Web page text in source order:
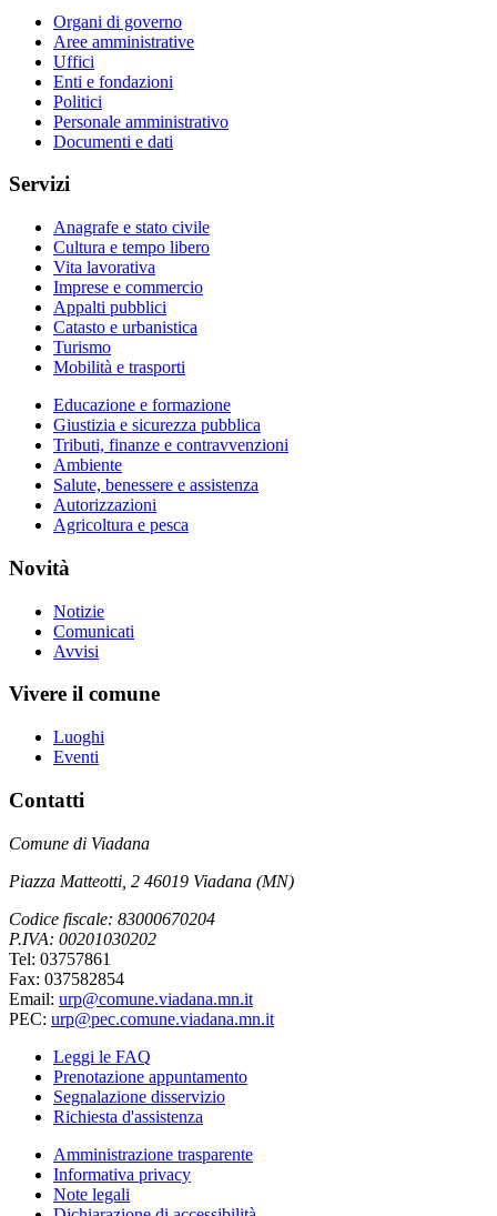
Organi di governo
Aree amministrative
Uffici
Enti e fondazioni
Politici
Personale amministrativo
Documenti e dati
Servizi
Anagrafe e stato civile
Cultura e tempo libero
Vita lavorativa
Imprese e commercio
Appalti pubblici
Catasto e urbanistica
Turismo
Mobilità e trasporti
Educazione e formazione
Giustizia e sicurezza pubblica
Tributi, finanze e contravvenzioni
Ambiente
Salute, benessere e assistenza
Autorizzazioni
Agricoltura e pesca
Novità
Notizie
Comunicati
Avvisi
Vivere il comune
Luoghi
Eventi
Contatti
Comune di Viadana
Piazza Matteotti, 2 46019 Viadana (MN)
Codice fiscale: 83000670204
P.IVA: 00201030202
Tel: 03757861
Fax: 037582854
Email: urp@comune.viadana.mn.it
PEC: urp@pec.comune.viadana.mn.it
Leggi le FAQ
Prenotazione appuntamento
Segnalazione disservizio
Richiesta d'assistenza
Amministrazione trasparente
Informativa privacy
Note legali